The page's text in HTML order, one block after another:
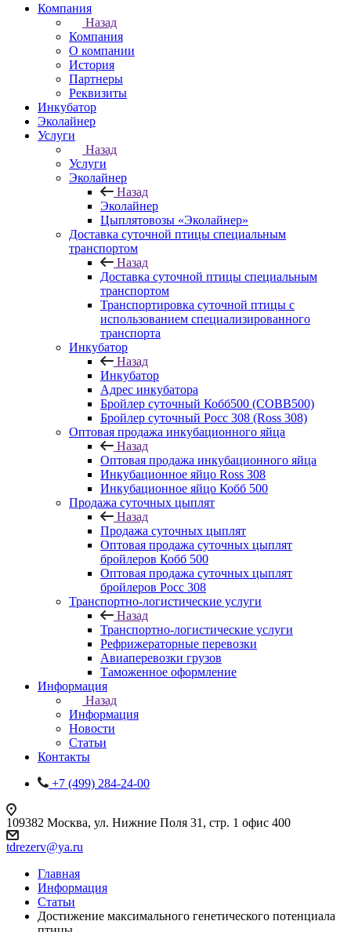
Компания
Назад
Компания
О компании
История
Партнеры
Реквизиты
Инкубатор
Эколайнер
Услуги
Назад
Услуги
Эколайнер
Назад
Эколайнер
Цыплятовозы «Эколайнер»
Доставка суточной птицы специальным
транспортом
Назад
Доставка суточной птицы специальным
транспортом
Транспортировка суточной птицы с
использованием специализированного
транспорта
Инкубатор
Назад
Инкубатор
Адрес инкубатора
Бройлер суточный Кобб500 (COBB500)
Бройлер суточный Росс 308 (Ross 308)
Оптовая продажа инкубационного яйца
Назад
Оптовая продажа инкубационного яйца
Инкубационное яйцо Ross 308
Инкубационное яйцо Кобб 500
Продажа суточных цыплят
Назад
Продажа суточных цыплят
Оптовая продажа суточных цыплят
бройлеров Кобб 500
Оптовая продажа суточных цыплят
бройлеров Росс 308
Транспортно-логистические услуги
Назад
Транспортно-логистические услуги
Рефрижераторные перевозки
Авиаперевозки грузов
Таможенное оформление
Информация
Назад
Информация
Новости
Статьи
Контакты
+7 (499) 284-24-00
109382 Москва, ул. Нижние Поля 31, стр. 1 офис 400
tdrezerv@ya.ru
Главная
Информация
Статьи
Достижение максимального генетического потенциала